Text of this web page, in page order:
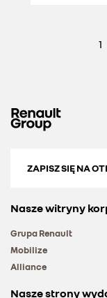
1
ZAPISZ SIĘ NA
Nasze witryny
Grupa Renault
Mobilize
Alliance
Nasze strony